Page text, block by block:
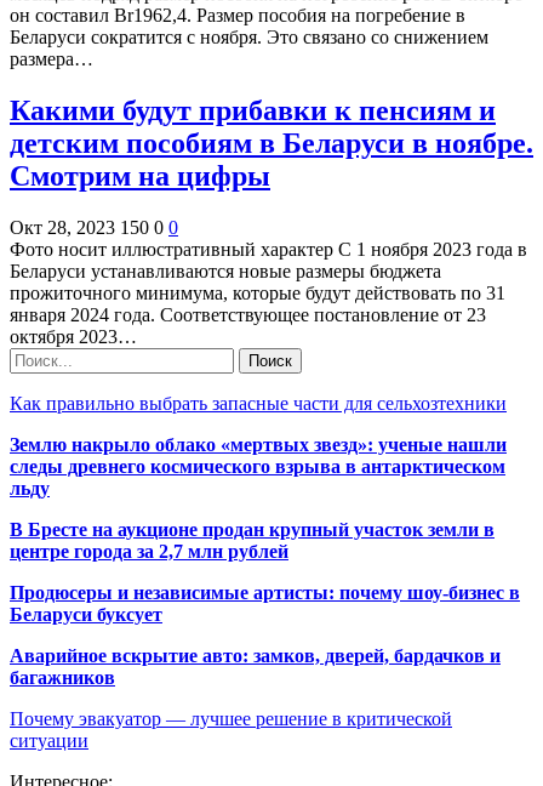
он составил Br1962,4. Размер пособия на погребение в
Беларуси сократится с ноября. Это связано со снижением
размера…
Какими будут прибавки к пенсиям и
детским пособиям в Беларуси в ноябре.
Смотрим на цифры
Окт 28, 2023 150 0 0
Фото носит иллюстративный характер С 1 ноября 2023 года в
Беларуси устанавливаются новые размеры бюджета
прожиточного минимума, которые будут действовать по 31
января 2024 года. Соответствующее постановление от 23
октября 2023…
Как правильно выбрать запасные части для сельхозтехники
Землю накрыло облако «мертвых звезд»: ученые нашли
следы древнего космического взрыва в антарктическом
льду
В Бресте на аукционе продан крупный участок земли в
центре города за 2,7 млн рублей
Продюсеры и независимые артисты: почему шоу-бизнес в
Беларуси буксует
Аварийное вскрытие авто: замков, дверей, бардачков и
багажников
Почему эвакуатор — лучшее решение в критической
ситуации
Интересное: